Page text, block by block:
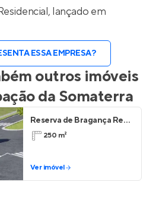
, lançado em
ESSA EMPRESA?
outros imóveis
da Somaterra
Reserva de Bragança Residencial
250 m²
Ver imóvel